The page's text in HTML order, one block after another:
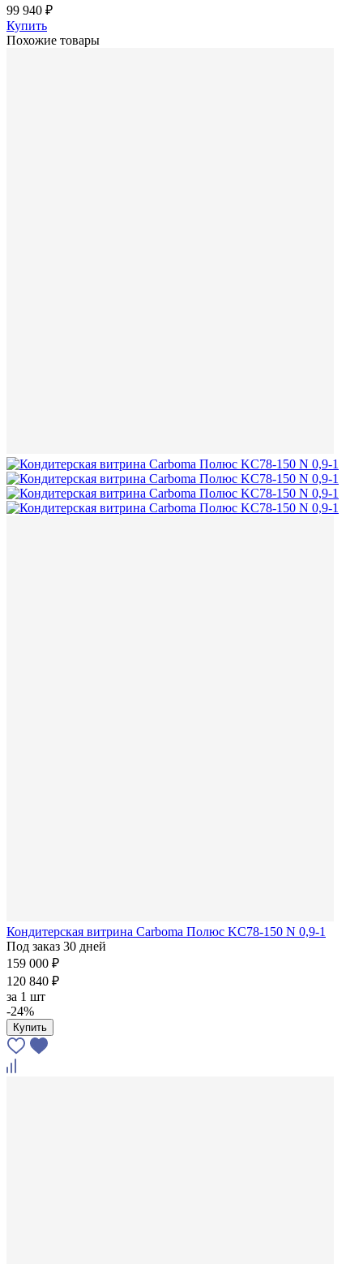
99 940 ₽
Купить
Похожие товары
Кондитерская витрина Carboma Полюс KC78-150 N 0,9-1
Под заказ 30 дней
159 000 ₽
120 840 ₽
за 1 шт
-24%
Купить